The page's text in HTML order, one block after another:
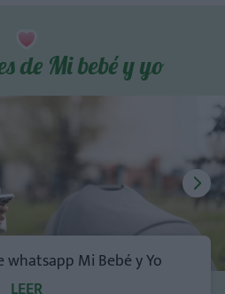
de Mi bebé y yo
whatsapp Mi Bebé y Yo